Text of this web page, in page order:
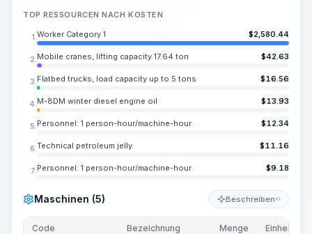
TOP RESSOURCEN NACH KOSTEN
1. Worker Category 1 $2,580.44
2. Mobile cranes, lifting capacity 17.64 ton $42.63
3. Flatbed trucks, load capacity up to 5 tons $16.56
4. M-8DM winter diesel engine oil $13.93
5. Personnel: 1 person-hour/machine-hour $12.34
6. Technical petroleum jelly $11.16
7. Personnel: 1 person-hour/machine-hour $9.18
Maschinen (5) Beschreiben KI
Code Bezeichnung Menge Einheit